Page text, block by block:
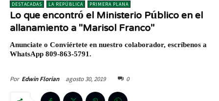
DESTACADAS LA REPÚBLICA PRIMERA PLANA
Lo que encontró el Ministerio Público en el
allanamiento a "Marisol Franco"
Anunciate o Conviértete en nuestro colaborador, escríbenos a
WhatsApp 809-863-5791.
Por Edwin Florian agosto 30, 2019 0